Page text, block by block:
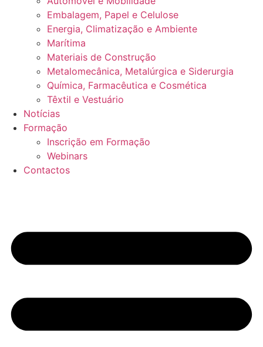
Embalagem, Papel e Celulose
Energia, Climatização e Ambiente
Marítima
Materiais de Construção
Metalomecânica, Metalúrgica e Siderurgia
Química, Farmacêutica e Cosmética
Têxtil e Vestuário
Notícias
Formação
Inscrição em Formação
Webinars
Contactos